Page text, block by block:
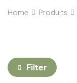
Home Produits
Filter